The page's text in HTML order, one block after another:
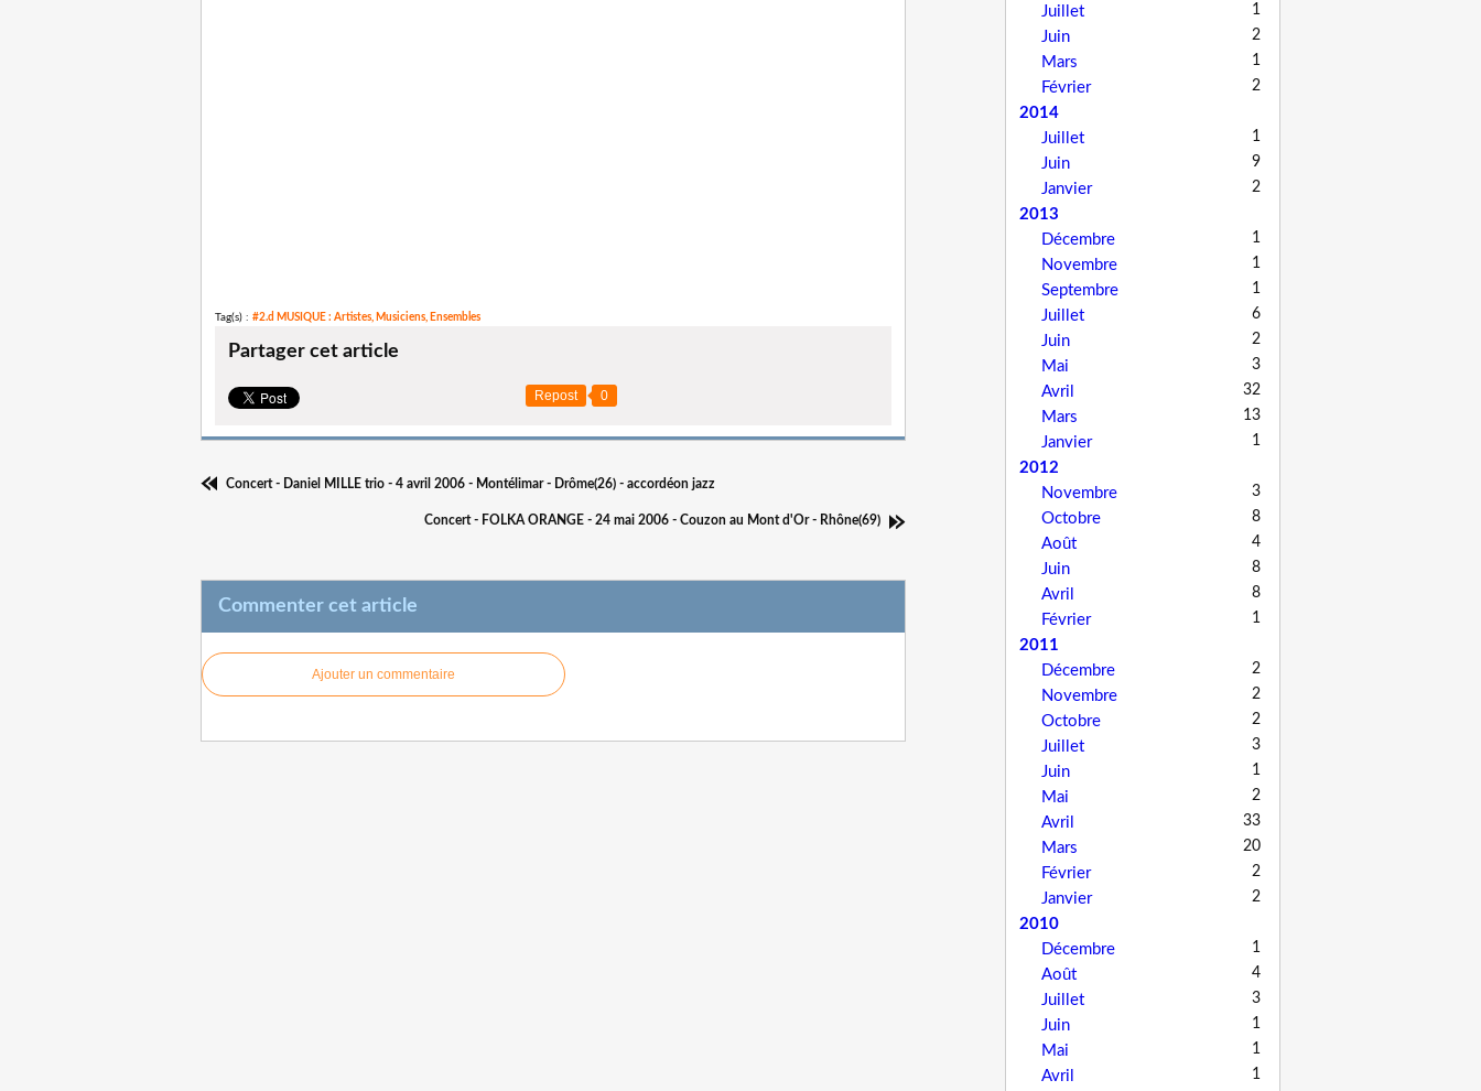
Tag(s) : #2.d MUSIQUE : Artistes, Musiciens, Ensembles
Partager cet article
Repost 0
Concert - Daniel MILLE trio - 4 avril 2006 - Montélimar - Drôme(26) - accordéon jazz
Concert - FOLKA ORANGE - 24 mai 2006 - Couzon au Mont d'Or - Rhône(69)
Commenter cet article
Ajouter un commentaire
Juillet 1
Juin 2
Mars 1
Février 2
2014
Juillet
1
Juin 9
Janvier 2
2013
Décembre
1
Novembre 1
Septembre 1
Juillet 6
Juin 2
Mai 3
Avril 32
Mars 13
Janvier 1
2012
Novembre
3
Octobre 8
Août 4
Juin 8
Avril 8
Février 1
2011
Décembre
2
Novembre 2
Octobre 2
Juillet 3
Juin 1
Mai 2
Avril 33
Mars 20
Février 2
Janvier 2
2010
Décembre
1
Août 4
Juillet 3
Juin 1
Mai 1
Avril 1